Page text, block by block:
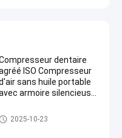
dentaire
ISO Compresseur
sans huile portable
armoire silencieuse
couleur Gery avec boîte
compresseur d'air dentaire
2025-10-23